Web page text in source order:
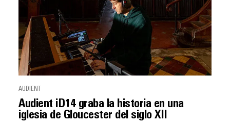
AUDIENT
Audient iD14 graba la historia en una
iglesia de Gloucester del siglo XII